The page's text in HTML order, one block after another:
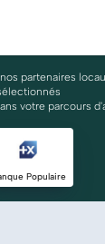
partenaires
votre parcours
Populaire